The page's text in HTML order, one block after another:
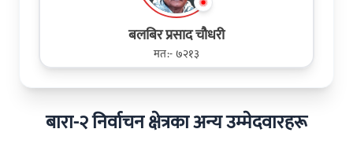
बलबिर प्रसाद चौधरी
मत:- ७२१३
बारा-२ निर्वाचन क्षेत्रका अन्य उम्मेदवारहरू